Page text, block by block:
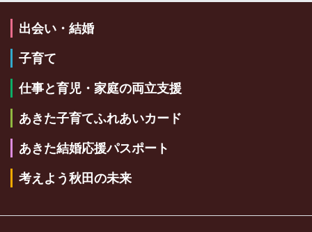
出会い・結婚
子育て
仕事と育児・家庭の両立支援
あきた子育てふれあいカード
あきた結婚応援パスポート
考えよう秋田の未来